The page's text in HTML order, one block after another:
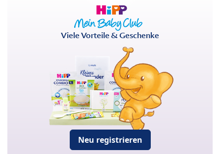
Viele Vorteile & Geschenke
Neu registrieren